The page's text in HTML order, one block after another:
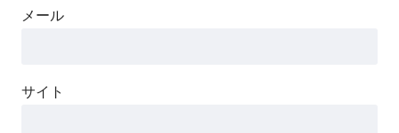
メール
サイト